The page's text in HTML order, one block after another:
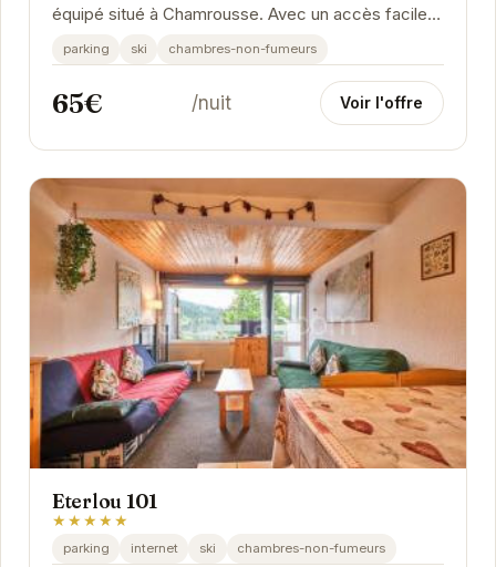
équipé situé à Chamrousse. Avec un accès facile
aux pistes de ski, il est parfait pour les...
parking ski chambres-non-fumeurs
65€ /nuit Voir l'offre
Eterlou 101
★★★★★
parking internet ski chambres-non-fumeurs